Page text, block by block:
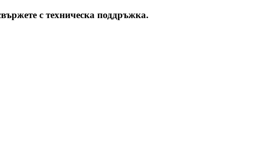
с техническа поддръжка.